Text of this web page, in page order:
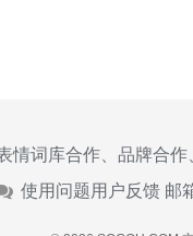
情词库合作、品牌合
使用问题用户反馈 邮